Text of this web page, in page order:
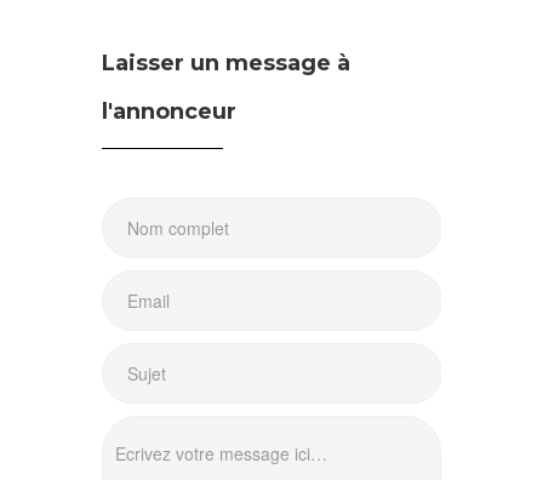
Laisser un message à
l'annonceur